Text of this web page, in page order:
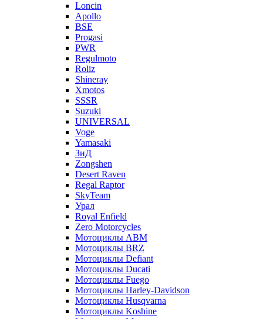
Loncin
Apollo
BSE
Progasi
PWR
Regulmoto
Roliz
Shineray
Xmotos
SSSR
Suzuki
UNIVERSAL
Voge
Yamasaki
ЗиД
Zongshen
Desert Raven
Regal Raptor
SkyTeam
Урал
Royal Enfield
Zero Motorcycles
Мотоциклы ABM
Мотоциклы BRZ
Мотоциклы Defiant
Мотоциклы Ducati
Мотоциклы Fuego
Мотоциклы Harley-Davidson
Мотоциклы Husqvarna
Мотоциклы Koshine